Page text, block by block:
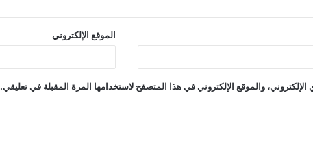
الموقع الإلكتروني
والموقع الإلكتروني في هذا المتصفح لاستخدامها المرة المقبلة في تعليقي.